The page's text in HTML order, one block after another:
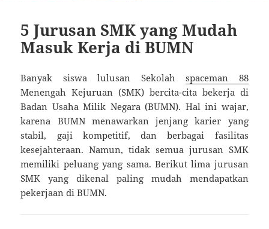
5 Jurusan SMK yang Mudah
Masuk Kerja di BUMN
Banyak siswa lulusan Sekolahspaceman 88
Menengah Kejuruan (SMK) bercita-cita bekerja di
Badan Usaha Milik Negara (BUMN). Hal ini wajar,
karena BUMN menawarkan jenjang karier yang
stabil, gaji kompetitif, dan berbagai fasilitas
kesejahteraan. Namun, tidak semua jurusan SMK
memiliki peluang yang sama. Berikut lima jurusan
SMK yang dikenal paling mudah mendapatkan
pekerjaan di BUMN.